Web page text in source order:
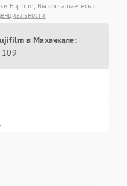
Fujifilm, Вы соглашаетесь с
в Махачкале:
109